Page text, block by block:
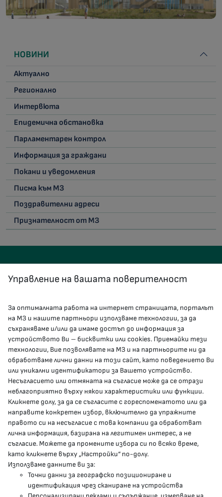
НОВИНИ
Актуално
Регионално
Интервюта
Епидемична обстановка
Парламентарен контрол
Информация за граждани
Покани и уведомления
Писма към МЗ
Поздравителни адреси
Признателност от МЗ
КОНТАКТИ
гр.София, 1000, пл. „Света Неделя“ №5
delovodstvo@mh.government.bg
presscenter@mh.government.bg
МЗ В СОЦИАЛНИТЕ МРЕЖИ
Facebook страница
Instragram профил
YouTube канал
Управление на вашата поверителност
За оптималната работа на интернет страницата, порталът
на МЗ и нашите партньори използваме технологии, за да
съхраняваме и/или да имаме достъп до информация за
устройството Ви – бисквитки или cookies. Приемайки тези
технологии, Вие позволявате на МЗ и на партньорите ни да
обработваме лични данни на този сайт, като поведението Ви
или уникални идентификатори за Вашето устройство.
Несъгласието или отмяната на съгласие може да се отрази
неблагоприятно върху някои характеристики или функции.
Кликнете долу, за да се съгласите с гореспоменатото или да
направите конкретен избор, включително да упражните
правото си на несъгласие с това компании да обработват
лична информация, базирана на легитимен интерес, а не
съгласие. Можете да промените избора си по всяко време,
като кликнете върху „Настройки“ по-долу.
Използваме данните ви за:
Точни данни за географско позициониране и
идентификация чрез сканиране на устройства